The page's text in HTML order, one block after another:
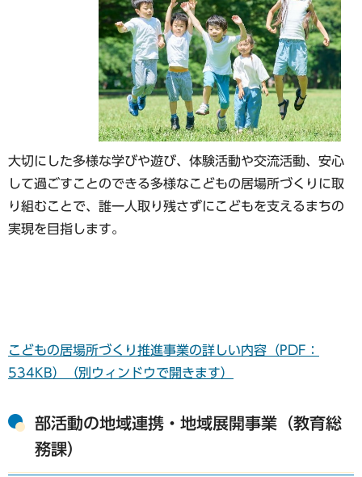
大切にした多様な学びや遊び、体験活動や交流活動、安心
して過ごすことのできる多様なこどもの居場所づくりに取
り組むことで、誰一人取り残さずにこどもを支えるまちの
実現を目指します。
こどもの居場所づくり推進事業の詳しい内容（PDF：
534KB）（別ウィンドウで開きます）
部活動の地域連携・地域展開事業（教育総
務課）